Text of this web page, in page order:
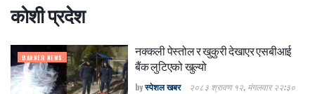
कोशी प्रदेश
BANNER NEWS
नक्कली पेस्तोल र खुकुरी देखाएर एसबीआई
बैंक लुटिएको खुल्यो
byस्पेशल खबर २०८३ श्रावण १२, मंगलवार २२:३०